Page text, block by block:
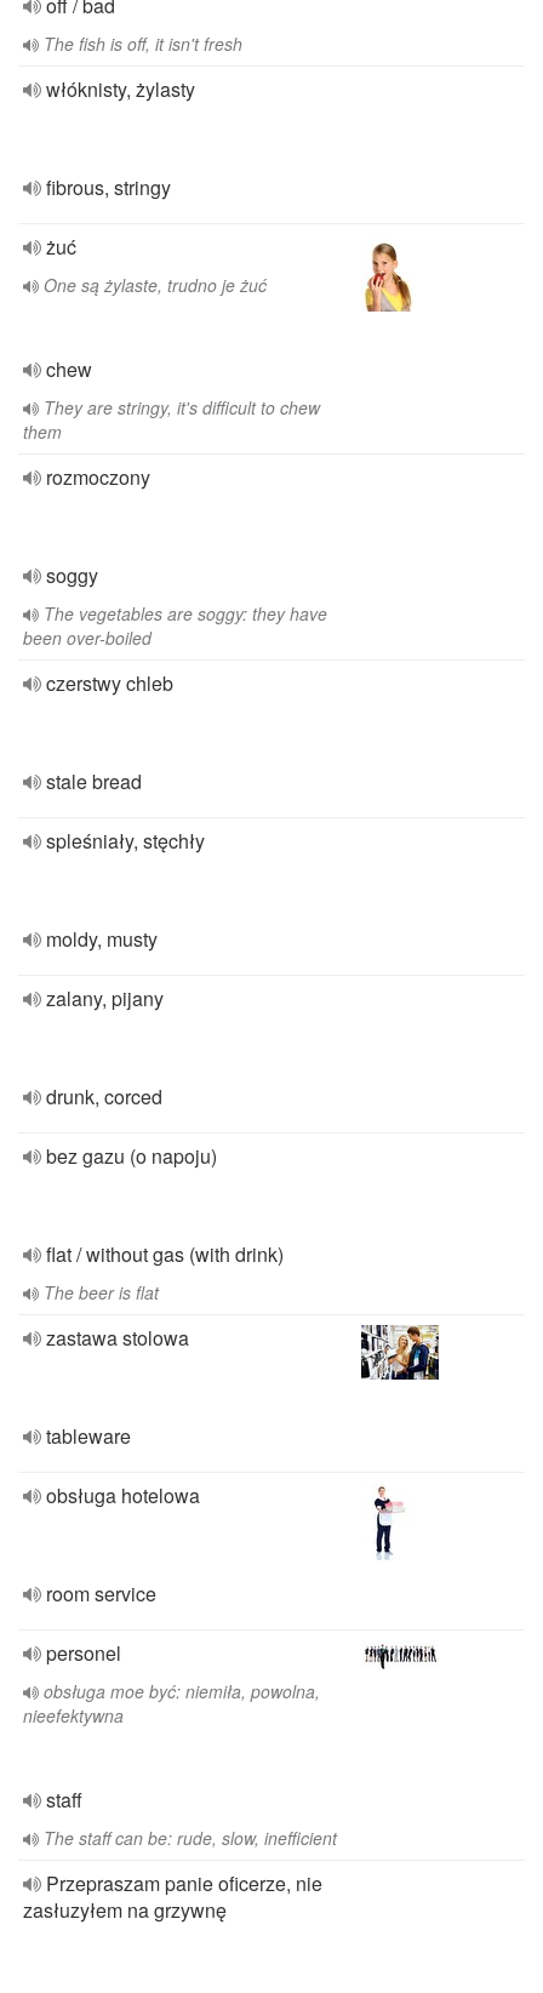
The fish is off, it isn't fresh
włóknisty, żylasty
fibrous, stringy
żuć
One są żylaste, trudno je żuć
chew
They are stringy, it's difficult to chew
them
rozmoczony
soggy
The vegetables are soggy: they have
been over-boiled
czerstwy chleb
stale bread
spleśniały, stęchły
moldy, musty
zalany, pijany
drunk, corced
bez gazu (o napoju)
flat / without gas (with drink)
The beer is flat
zastawa stolowa
tableware
obsługa hotelowa
room service
personel
obsługa moe być: niemiła, powolna,
nieefektywna
staff
The staff can be: rude, slow, inefficient
Przepraszam panie oficerze, nie
zasłuzyłem na grzywnę